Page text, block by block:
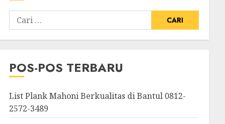
POS-POS TERBARU
List Plank Mahoni Berkualitas di Bantul 0812-
2572-3489